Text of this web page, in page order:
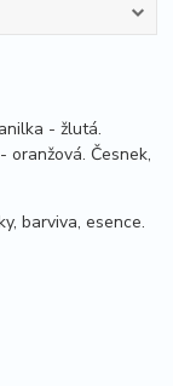
- žlutá.
oranžová. Česnek,
barviva, esence.